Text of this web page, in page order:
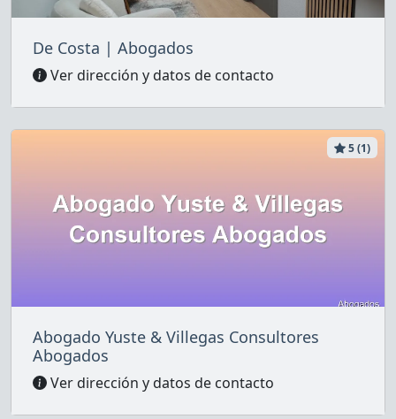
De Costa | Abogados
Ver dirección y datos de contacto
5 (1)
Abogado Yuste & Villegas Consultores
Abogados
Ver dirección y datos de contacto